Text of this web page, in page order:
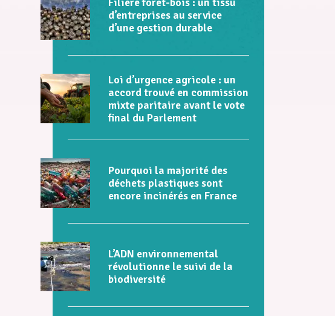
d’entreprises au service
d’une gestion durable
Loi d’urgence agricole : un
accord trouvé en commission
mixte paritaire avant le vote
final du Parlement
Pourquoi la majorité des
déchets plastiques sont
encore incinérés en France
L’ADN environnemental
révolutionne le suivi de la
biodiversité